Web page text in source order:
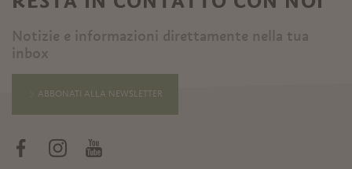
Notizie e informazioni direttamente nella tua
inbox
ABBONATI ALLA NEWSLETTER